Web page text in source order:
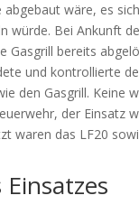
abgebaut wäre, es
würde. Bei Ankunft
Gasgrill bereits
und kontrollierte
den Gasgrill. Keine
der Einsatz
waren das LF20